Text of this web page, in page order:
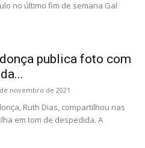
no último fim de semana Gal
publica foto com
novembro de 2021
Ruth Dias, compartilhou nas
em tom de despedida. A